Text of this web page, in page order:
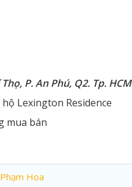
P. An Phú, Q2. Tp. HCM
hộ Lexington Residence
mua bán
Phạm Hoa